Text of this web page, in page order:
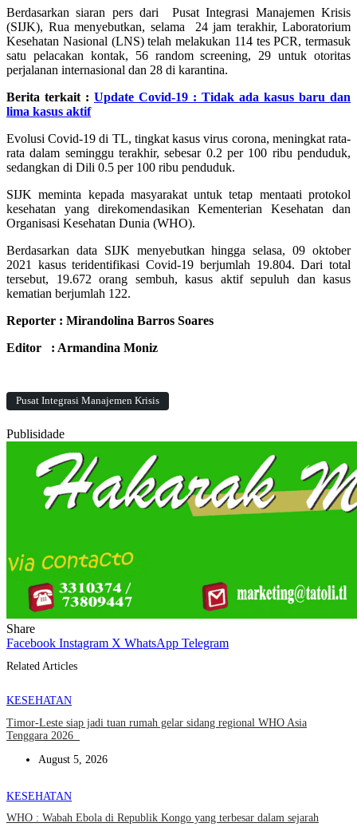
Berdasarkan siaran pers dari Pusat Integrasi Manajemen Krisis
(SIJK), Rua menyebutkan, selama 24 jam terakhir, Laboratorium
Kesehatan Nasional (LNS) telah melakukan 114 tes PCR, termasuk
satu pelacakan kontak, 56 random screening, 29 untuk otoritas
perjalanan internasional dan 28 di karantina.
Berita terkait : Update Covid-19 : Tidak ada kasus baru dan
lima kasus aktif
Evolusi Covid-19 di TL, tingkat kasus virus corona, meningkat rata-
rata dalam seminggu terakhir, sebesar 0.2 per 100 ribu penduduk,
sedangkan di Dili 0.5 per 100 ribu penduduk.
SIJK meminta kepada masyarakat untuk tetap mentaati protokol
kesehatan yang direkomendasikan Kementerian Kesehatan dan
Organisasi Kesehatan Dunia (WHO).
Berdasarkan data SIJK menyebutkan hingga selasa, 09 oktober
2021 kasus teridentifikasi Covid-19 berjumlah 19.804. Dari total
tersebut, 19.672 orang sembuh, kasus aktif sepuluh dan kasus
kematian berjumlah 122.
Reporter : Mirandolina Barros Soares
Editor : Armandina Moniz
Pusat Integrasi Manajemen Krisis
Publisidade
Share
Facebook Instagram X WhatsApp Telegram
Related Articles
KESEHATAN
Timor-Leste siap jadi tuan rumah gelar sidang regional WHO Asia
Tenggara 2026
August 5, 2026
KESEHATAN
WHO : Wabah Ebola di Republik Kongo yang terbesar dalam sejarah